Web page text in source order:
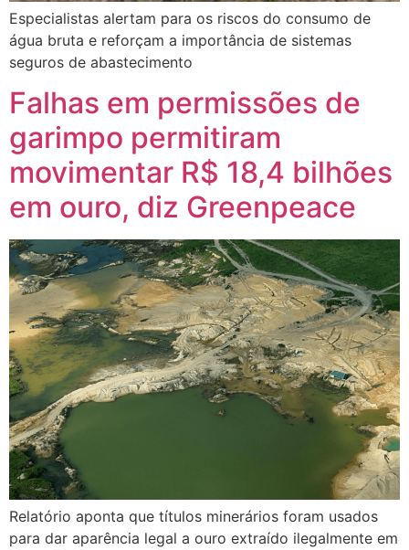
Especialistas alertam para os riscos do consumo de
água bruta e reforçam a importância de sistemas
seguros de abastecimento
Falhas em permissões de
garimpo permitiram
movimentar R$ 18,4 bilhões
em ouro, diz Greenpeace
Relatório aponta que títulos minerários foram usados
para dar aparência legal a ouro extraído ilegalmente em